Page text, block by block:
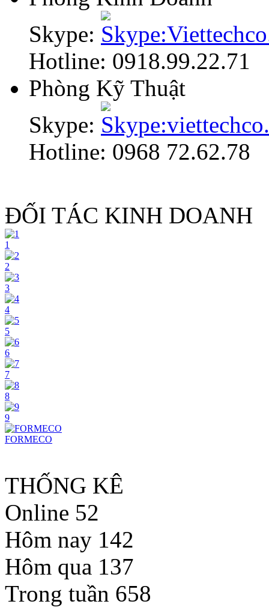
Skype:
Hotline: 0918.99.22.71
Phòng Kỹ Thuật
Skype:
Hotline: 0968 72.62.78
ĐỐI TÁC KINH DOANH
1
2
3
4
5
6
7
8
9
FORMECO
THỐNG KÊ
Online 52
Hôm nay 142
Hôm qua 137
Trong tuần 658